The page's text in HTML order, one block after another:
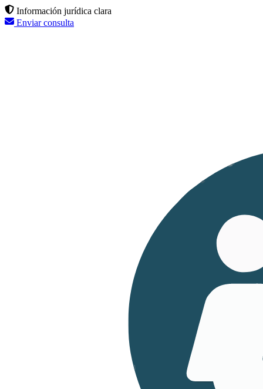
Información jurídica clara
Enviar consulta